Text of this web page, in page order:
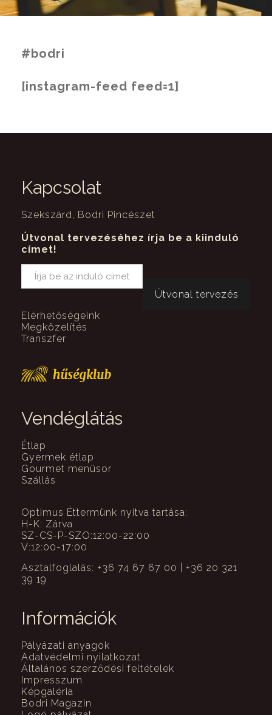
#bodri
[instagram-feed feed=1]
Kapcsolat
Szekszárd, Bodri Pincészet
Útvonal tervezéséhez írja be a kiinduló
címet!
Elérhetőségeink
Megközelítés
Transzfer
Vendéglátás
Étlap
Gyermek étlap
Gourmet menüsor
Szállás
Optimus Éttermünk nyitva tartása:
H-K: Zárva
SZ-CS-P-SZO:12:00-22:00
V:12:00-17:00
Asztalfoglalás: +36 74 67 67 00 | +36 20 321
39 19
Információk
Pályázati anyagok
Adatvédelmi nyilatkozat
Általános szerződési feltételek
Impresszum
Képgaléria
Bodri Magazin